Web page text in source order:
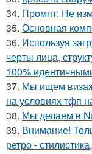
34. Промпт: Не
35. Основная
36. Используя
черты лица,
100%
37. Мы ищем
на условиях тфп
38. Мы делаем в
39. Внимание!
ретро -